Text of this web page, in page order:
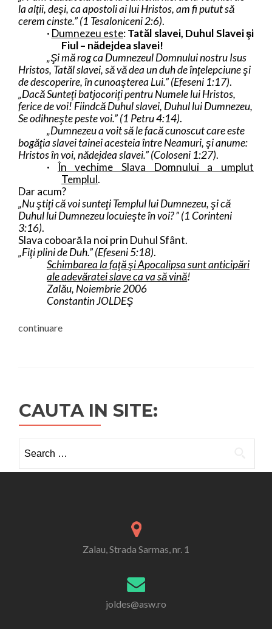
la alţii, deşi, ca apostoli ai lui Hristos, am fi putut să
cerem cinste.” (1 Tesaloniceni 2:6).
· Dumnezeu este:Tatăl slavei, Duhul Slavei şi
Fiul – nădejdea slavei!
„Şi mă rog ca Dumnezeul Domnului nostru Isus
Hristos, Tatăl slavei, să vă dea un duh de înţelepciune şi
de descoperire, în cunoaşterea Lui.” (Efeseni 1:17).
„Dacă Sunteţi batjocoriţi pentru Numele lui Hristos,
ferice de voi! Fiindcă Duhul slavei, Duhul lui Dumnezeu,
Se odihneşte peste voi.” (1 Petru 4:14).
„Dumnezeu a voit să le facă cunoscut care este
bogăţia slavei tainei acesteia între Neamuri, şi anume:
Hristos în voi, nădejdea slavei.” (Coloseni 1:27).
·
În vechime Slava Domnului a umplut
Templul.
Dar acum?
„Nu ştiţi că voi sunteţi Templul lui Dumnezeu, şi că
Duhul lui Dumnezeu locuieşte în voi? ” (1 Corinteni
3:16).
Slava coboară la noi prin Duhul Sfânt.
„Fiţi plini de Duh.” (Efeseni 5:18).
Schimbarea la faţă şi Apocalipsa sunt anticipări
ale adevăratei slave ca va să vină!
Zalău, Noiembrie 2006
Constantin JOLDEŞ
continuare
CAUTA IN SITE:
for:
Zalau, Strada Sarmas, nr. 1
joldes@asw.ro